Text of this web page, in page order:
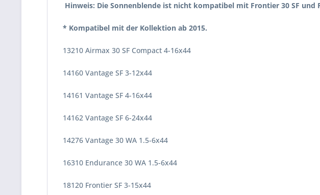
Hinweis: Die Sonnenblende ist nicht kompatibel mit Frontier 30 SF
* Kompatibel mit der Kollektion ab 2015.
13210 Airmax 30 SF Compact 4-16x44
14160 Vantage SF 3-12x44
14161 Vantage SF 4-16x44
14162 Vantage SF 6-24x44
14276 Vantage 30 WA 1.5-6x44
16310 Endurance 30 WA 1.5-6x44
18120 Frontier SF 3-15x44